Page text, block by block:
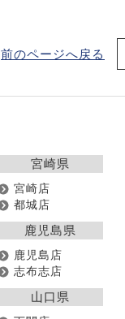
前のページへ戻る
宮崎県
宮崎店
都城店
鹿児島県
鹿児島店
志布志店
山口県